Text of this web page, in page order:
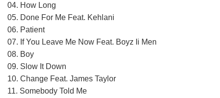
04. How Long
05. Done For Me Feat. Kehlani
06. Patient
07. If You Leave Me Now Feat. Boyz Ii Men
08. Boy
09. Slow It Down
10. Change Feat. James Taylor
11. Somebody Told Me